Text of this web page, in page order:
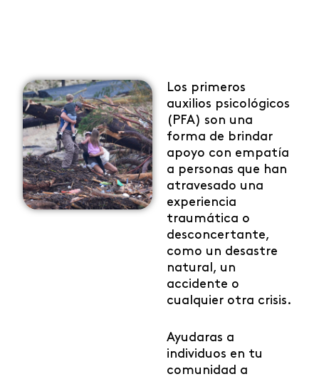
Los primeros
auxilios psicológicos
(PFA) son una
forma de brindar
apoyo con empatía
a personas que han
atravesado una
experiencia
traumática o
desconcertante,
como un desastre
natural, un
accidente o
cualquier otra crisis.
Ayudaras a
individuos en tu
comunidad a